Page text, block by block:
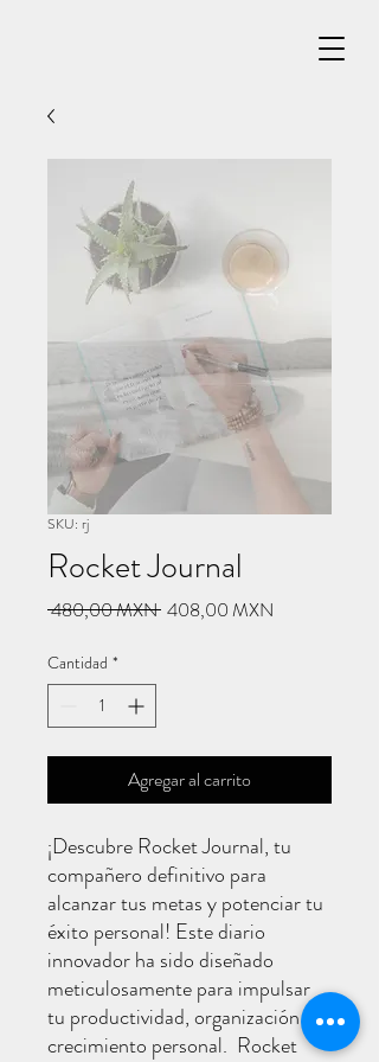
SKU: rj
Rocket Journal
480,00 MXN Precio
408,00 MXN
Cantidad *
Agregar al carrito
¡Descubre Rocket Journal, tu
compañero definitivo para
alcanzar tus metas y potenciar tu
éxito personal! Este diario
innovador ha sido diseñado
meticulosamente para impulsar
tu productividad, organización y
crecimiento personal. Rocket